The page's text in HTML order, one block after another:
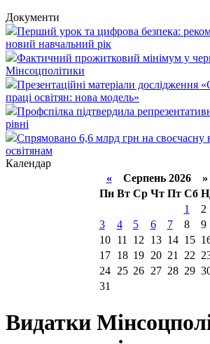
Документи
Перший урок та цифрова безпека:
новий навчальний рік
Фактичний прожитковий мінімум у
Мінсоцполітики
Презентаційні матеріали дослідження
праці освітян: нова модель»
Профспілка підтвердила
рівні
Спрямовано 6,6 млрд грн на своєчасну
освітянам
Календар
«Серпень 2026 »
Пн Вт Ср Чт Пт Сб
1
2
3
4 5 6 7 8
9
10
11 12 13 14 15
17
18 19 20 21 22
24
25 26 27 28 29
31
Видатки